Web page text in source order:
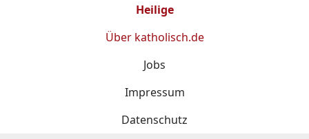
Heilige
Über katholisch.de
Jobs
Impressum
Datenschutz